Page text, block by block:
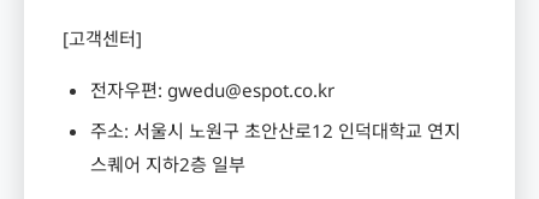
[고객센터]
전자우편: gwedu@espot.co.kr
주소: 서울시 노원구 초안산로12 인덕대학교 연지
스퀘어 지하2층 일부